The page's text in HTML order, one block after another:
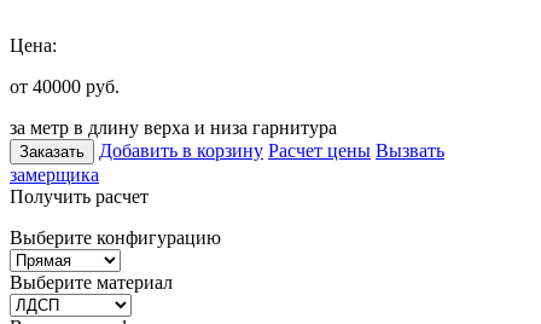
Цена:
от 40000 руб.
за метр в длину верха и низа гарнитура
Заказать Добавить в корзину Расчет цены Вызвать
замерщика
Получить расчет
Выберите конфигурацию
Выберите материал